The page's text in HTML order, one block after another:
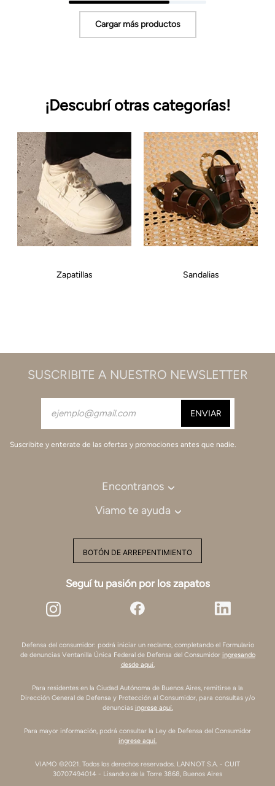
¡Descubrí otras categorías!
SUSCRIBITE A NUESTRO NEWSLETTER
Suscribite y enterate de las ofertas y promociones antes que nadie.
Encontranos
Viamo te ayuda
BOTÓN DE ARREPENTIMIENTO
Seguí tu pasión por los zapatos
Defensa del consumidor: podrá iniciar un reclamo, completando el Formulario
de denuncias Ventanilla Única Federal de Defensa del Consumidor ingresando
desde aquí.
Para residentes en la Ciudad Autónoma de Buenos Aires, remitirse a la
Dirección General de Defensa y Protección al Consumidor, para consultas y/o
denuncias ingrese aquí.
Para mayor información, podrá consultar la Ley de Defensa del Consumidor
ingrese aquí.
VIAMO ©2021. Todos los derechos reservados. LANNOT S.A. - CUIT
30707494014 - Lisandro de la Torre 3868, Buenos Aires